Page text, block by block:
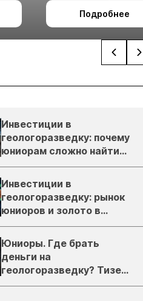
27 по 29 октября в г.
Ташкент
Подробнее
Инвестиции в
геологоразведку: почему
юниорам сложно найти
деньги
Инвестиции в
геологоразведку: рынок
юниоров и золото в
России
Юниоры. Где брать
деньги на
геологоразведку? Тизер
подкаста ЗиТ №1